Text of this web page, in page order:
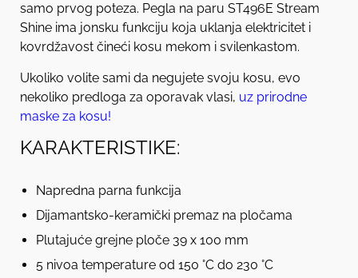
samo prvog poteza. Pegla na paru ST496E Stream
Shine ima jonsku funkciju koja uklanja elektricitet i
kovrdžavost čineći kosu mekom i svilenkastom.
Ukoliko volite sami da negujete svoju kosu, evo
nekoliko predloga za oporavak vlasi, uz prirodne
maske za kosu!
KARAKTERISTIKE:
Napredna parna funkcija
Dijamantsko-keramički premaz na pločama
Plutajuće grejne ploče 39 x 100 mm
5 nivoa temperature od 150 °C do 230 °C